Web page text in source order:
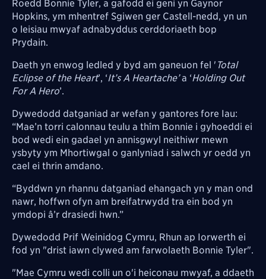
Roedd Bonnie Tyler, a gafodd ei geni yn Gaynor
Hopkins, ym mhentref Sgiwen ger Castell-nedd, yn un
o leisiau mwyaf adnabyddus cerddoriaeth bop
Prydain.
Daeth yn enwog ledled y byd am ganeuon fel ' Total
Eclipse of the Heart’, ‘It’s A Heartache’a ‘Holding Out
For A Hero’.
Dywedodd datganiad ar wefan y gantores fore Iau:
“Mae’n torri calonnau teulu a thîm Bonnie i gyhoeddi ei
bod wedi ein gadael yn annisgwyl neithiwr mewn
ysbyty ym Mhortiwgal o ganlyniad i salwch yr oedd yn
cael ei thrin amdano.
“Byddwn yn rhannu datganiad ehangach yn y man ond
nawr, hoffwn ofyn am breifatrwydd tra ein bod yn
ymdopi â’r drasiedi hwn.”
Dywedodd Prif Weinidog Cymru, Rhun ap Iorwerth ei
fod yn "drist iawn clywed am farwolaeth Bonnie Tyler".
"Mae Cymru wedi colli un o'i heiconau mwyaf, a ddaeth